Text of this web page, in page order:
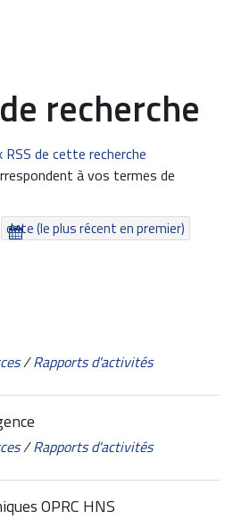
recherche
de cette recherche
à vos termes de
date (le plus récent en premier)
/Rapports d'activités
/Rapports d'activités
OPRC HNS